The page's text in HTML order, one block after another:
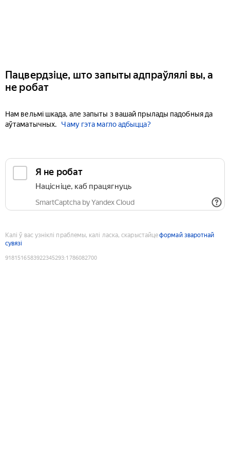
Пацвердзіце, што запыты адпраўлялі вы, а
не робат
Нам вельмі шкада, але запыты з вашай прылады падобныя да
аўтаматычных.
Чаму гэта магло адбыцца?
Я не робат
Націсніце, каб працягнуць
SmartCaptcha by Yandex Cloud
Калі ў вас узніклі праблемы, калі ласка, скарыстайцеформай зваротнай
сувязі
9181516583922345293:1786082700